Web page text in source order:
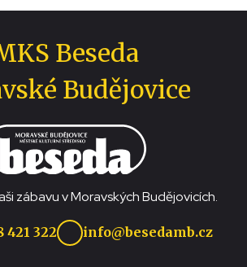
Beseda
Budějovice
zábavu v Moravských Budějovicích.
421 322 info@besedamb.cz